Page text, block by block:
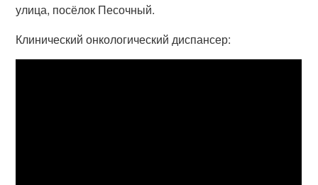
улица, посёлок Песочный.
Клинический онкологический диспансер: